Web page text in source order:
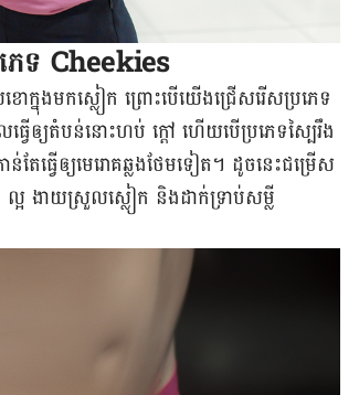
េទ Cheekies
ោ​ក្នុង​មក​ស្លៀក ព្រោះ​បើ​យើង​ជ្រើសរើស​ប្រភេទ​
ើឲ្យ​តំបន់​នោះ​ហប់ ក្តៅ ហើយ​បើ​ប្រភេទ​ស្បៃ​រឹង​
តែ​ធ្វើឲ្យ​មេរោគ​ឆ្លង​ថែម​ទៀត។ ដូចនេះ​ជម្រើស​
អ​ ងាយស្រួល​ស្លៀក និង​ដាក់​ទ្រាប់​សម្លី​